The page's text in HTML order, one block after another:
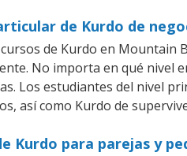
de Kurdo de
de Kurdo en Mountain
No importa en qué nivel
Los estudiantes del nivel
así como Kurdo de
Kurdo para parejas y